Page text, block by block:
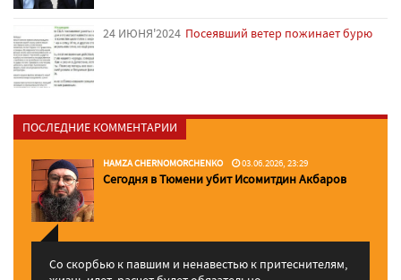
24 ИЮНЯ'2024 Посеявший ветер пожинает бурю
ПОСЛЕДНИЕ КОММЕНТАРИИ
HAMZA CHERNOMORCHENKO 03.06.2026, 23:29
Сегодня в Тюмени убит Исомитдин Акбаров
Со скорбью к павшим и ненавестью к притеснителям,